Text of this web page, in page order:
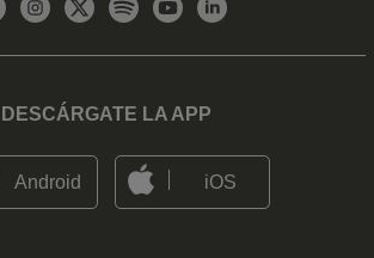
DESCÁRGATE LA APP
Android iOS